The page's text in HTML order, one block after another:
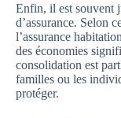
Enfin, il est souvent
d’assurance. Selon
l’assurance
des économies
consolidation est
familles ou les
protéger.